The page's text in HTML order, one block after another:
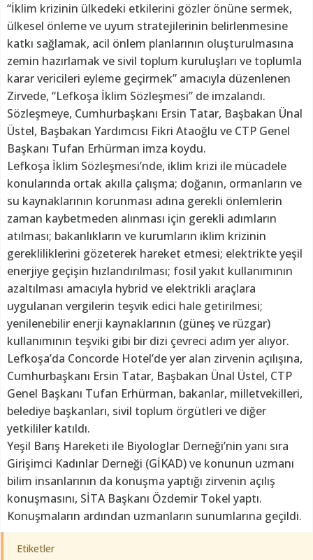
“İklim krizinin ülkedeki etkilerini gözler önüne sermek,
ülkesel önleme ve uyum stratejilerinin belirlenmesine
katkı sağlamak, acil önlem planlarının oluşturulmasına
zemin hazırlamak ve sivil toplum kuruluşları ve toplumla
karar vericileri eyleme geçirmek” amacıyla düzenlenen
Zirvede, “Lefkoşa İklim Sözleşmesi” de imzalandı.
Sözleşmeye, Cumhurbaşkanı Ersin Tatar, Başbakan Ünal
Üstel, Başbakan Yardımcısı Fikri Ataoğlu ve CTP Genel
Başkanı Tufan Erhürman imza koydu.
Lefkoşa İklim Sözleşmesi’nde, iklim krizi ile mücadele
konularında ortak akılla çalışma; doğanın, ormanların ve
su kaynaklarının korunması adına gerekli önlemlerin
zaman kaybetmeden alınması için gerekli adımların
atılması; bakanlıkların ve kurumların iklim krizinin
gerekliliklerini gözeterek hareket etmesi; elektrikte yeşil
enerjiye geçişin hızlandırılması; fosil yakıt kullanımının
azaltılması amacıyla hybrid ve elektrikli araçlara
uygulanan vergilerin teşvik edici hale getirilmesi;
yenilenebilir enerji kaynaklarının (güneş ve rüzgar)
kullanımının teşviki gibi bir dizi çevreci adım yer alıyor.
Lefkoşa’da Concorde Hotel’de yer alan zirvenin açılışına,
Cumhurbaşkanı Ersin Tatar, Başbakan Ünal Üstel, CTP
Genel Başkanı Tufan Erhürman, bakanlar, milletvekilleri,
belediye başkanları, sivil toplum örgütleri ve diğer
yetkililer katıldı.
Yeşil Barış Hareketi ile Biyologlar Derneği’nin yanı sıra
Girişimci Kadınlar Derneği (GİKAD) ve konunun uzmanı
bilim insanlarının da konuşma yaptığı zirvenin açılış
konuşmasını, SİTA Başkanı Özdemir Tokel yaptı.
Konuşmaların ardından uzmanların sunumlarına geçildi.
Etiketler